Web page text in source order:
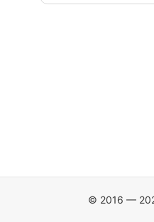
© 2016 —